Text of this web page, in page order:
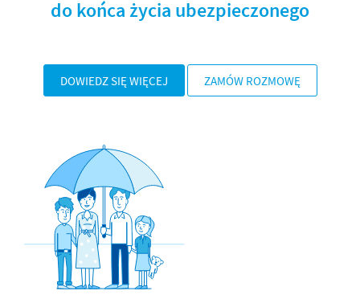
do końca życia ubezpieczonego
DOWIEDZ SIĘ WIĘCEJ ZAMÓW ROZMOWĘ